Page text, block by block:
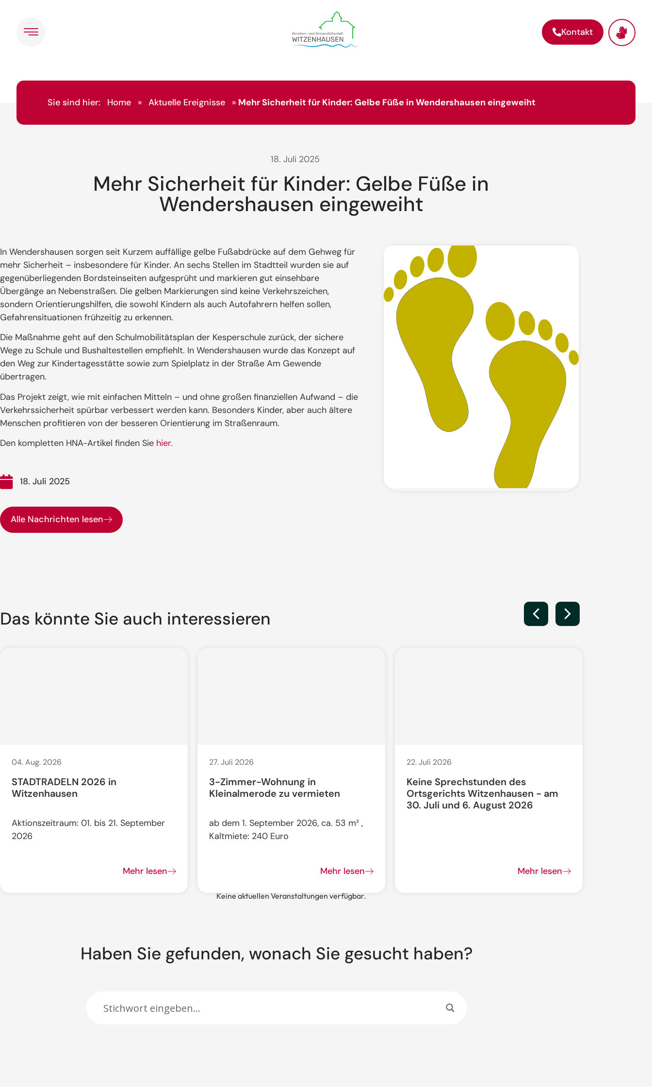
Kontakt
Sie sind hier: Home » Aktuelle Ereignisse » Mehr Sicherheit für Kinder: Gelbe Füße in Wendershausen eingeweiht
18. Juli 2025
Mehr Sicherheit für Kinder: Gelbe Füße in
Wendershausen eingeweiht
In Wendershausen sorgen seit Kurzem auffällige gelbe Fußabdrücke auf dem Gehweg für
mehr Sicherheit – insbesondere für Kinder. An sechs Stellen im Stadtteil wurden sie auf
gegenüberliegenden Bordsteinseiten aufgesprüht und markieren gut einsehbare
Übergänge an Nebenstraßen. Die gelben Markierungen sind keine Verkehrszeichen,
sondern Orientierungshilfen, die sowohl Kindern als auch Autofahrern helfen sollen,
Gefahrensituationen frühzeitig zu erkennen.
Die Maßnahme geht auf den Schulmobilitätsplan der Kesperschule zurück, der sichere
Wege zu Schule und Bushaltestellen empfiehlt. In Wendershausen wurde das Konzept auf
den Weg zur Kindertagesstätte sowie zum Spielplatz in der Straße Am Gewende
übertragen.
Das Projekt zeigt, wie mit einfachen Mitteln – und ohne großen finanziellen Aufwand – die
Verkehrssicherheit spürbar verbessert werden kann. Besonders Kinder, aber auch ältere
Menschen profitieren von der besseren Orientierung im Straßenraum.
Den kompletten HNA-Artikel finden Sie hier.
18. Juli 2025
Alle Nachrichten lesen
Das könnte Sie auch interessieren
04. Aug. 2026
STADTRADELN 2026 in
Witzenhausen
Aktionszeitraum: 01. bis 21. September
2026
Mehr lesen
27. Juli 2026
3-Zimmer-Wohnung in
Kleinalmerode zu vermieten
ab dem 1. September 2026, ca. 53 m² ,
Kaltmiete: 240 Euro
Mehr lesen
22. Juli 2026
Keine Sprechstunden des
Ortsgerichts Witzenhausen - am
30. Juli und 6. August 2026
Mehr lesen
Keine aktuellen Veranstaltungen verfügbar.
Haben Sie gefunden, wonach Sie gesucht haben?